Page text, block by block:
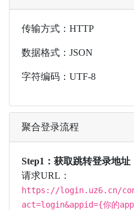
传输方式：HTTP
数据格式：JSON
字符编码：UTF-8
聚合登录流程
Step1：获取跳转登录地址
请求URL：
https://login.uz6.cn/
act=login&appid={你的